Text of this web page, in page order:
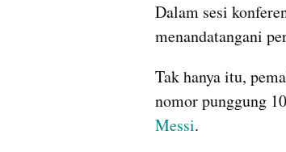
Dalam sesi
menandatangani
Tak hanya itu,
nomor punggung
Messi.